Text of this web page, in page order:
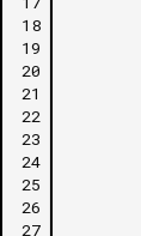
18
19
20
21
22
23
24
25
26
27